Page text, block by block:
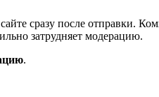
сразу после отправки.
затрудняет модерацию.
.